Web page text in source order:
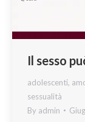
Il sesso
adolescenti,
sessualità
By admin